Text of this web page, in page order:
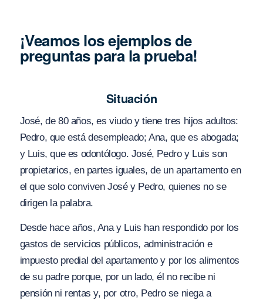
¡Veamos los ejemplos de
preguntas para la prueba!
Situación
José, de 80 años, es viudo y tiene tres hijos adultos:
Pedro, que está desempleado; Ana, que es abogada;
y Luis, que es odontólogo. José, Pedro y Luis son
propietarios, en partes iguales, de un apartamento en
el que solo conviven José y Pedro, quienes no se
dirigen la palabra.
Desde hace años, Ana y Luis han respondido por los
gastos de servicios públicos, administración e
impuesto predial del apartamento y por los alimentos
de su padre porque, por un lado, él no recibe ni
pensión ni rentas y, por otro, Pedro se niega a